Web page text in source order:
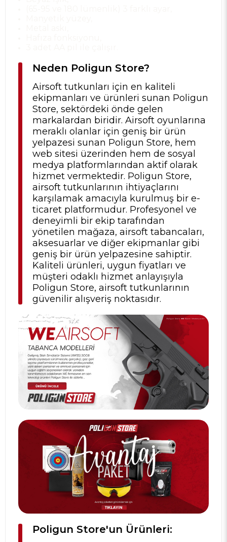
Neden Poligun Store?
Airsoft tutkunları için en kaliteli
ekipmanları ve ürünleri sunan Poligun
Store, sektördeki önde gelen
markalardan biridir. Airsoft oyunlarına
meraklı olanlar için geniş bir ürün
yelpazesi sunan Poligun Store, hem
web sitesi üzerinden hem de sosyal
medya platformlarından aktif olarak
hizmet vermektedir. Poligun Store,
airsoft tutkunlarının ihtiyaçlarını
karşılamak amacıyla kurulmuş bir e-
ticaret platformudur. Profesyonel ve
deneyimli bir ekip tarafından
yönetilen mağaza, airsoft tabancaları,
aksesuarlar ve diğer ekipmanlar gibi
geniş bir ürün yelpazesine sahiptir.
Kaliteli ürünleri, uygun fiyatları ve
müşteri odaklı hizmet anlayışıyla
Poligun Store, airsoft tutkunlarının
güvenilir alışveriş noktasıdır.
Poligun Store'un Ürünleri: